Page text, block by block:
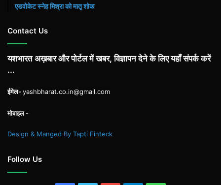
एडवोकेट स्नेह मिश्रा को मातृ शोक
Contact Us
यशभारत अख़बार और पोर्टल में खबर, विज्ञापन देने के लिए यहाँ संपर्क करें
...
ईमेल-yashbharat.co.in@gmail.com
मोबाइल -
Design & Manged By Tapti Finteck
Follow Us